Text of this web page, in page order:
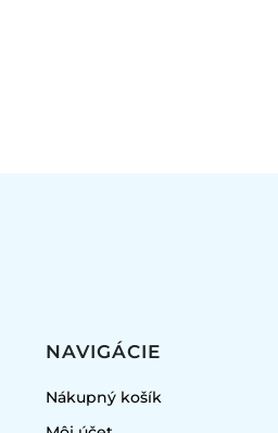
NAVIGÁCIE
Nákupný košík